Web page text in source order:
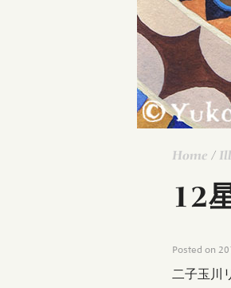
Home /
12
Posted on
二子玉川